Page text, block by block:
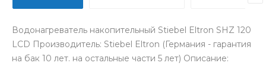
Водонагреватель накопительный Stiebel Eltron SHZ 120
LCD Производитель: Stiebel Eltron (Германия - гарантия
на бак 10 лет. на остальные части 5 лет) Описание: